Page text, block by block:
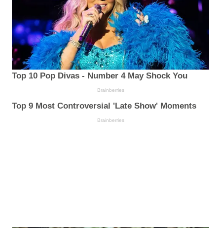
Top 10 Pop Divas - Number 4 May Shock You
Brainberries
Top 9 Most Controversial 'Late Show' Moments
Brainberries